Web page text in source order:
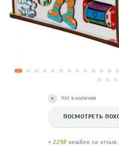
Нет в наличии
ПОСМОТРЕТЬ
+229₽ кешбек за отзыв